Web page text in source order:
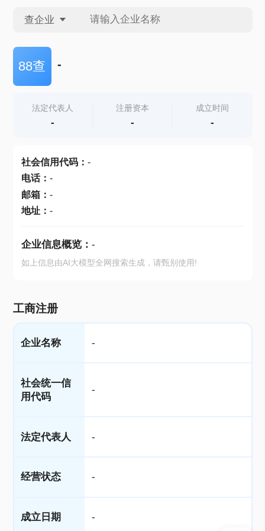
查企业
查企业
查产地
88查 -
法定代表人
-
注册资本
-
成立时间
-
社会信用代码： -
电话： -
邮箱： -
地址： -
企业信息概览： -
如上信息由AI大模型全网搜索生成，请甄别使用!
工商注册
企业名称 -
社会统一信
用代码
-
法定代表人 -
经营状态 -
成立日期 -